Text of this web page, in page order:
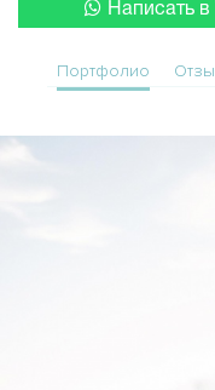
Написать
Портфолио